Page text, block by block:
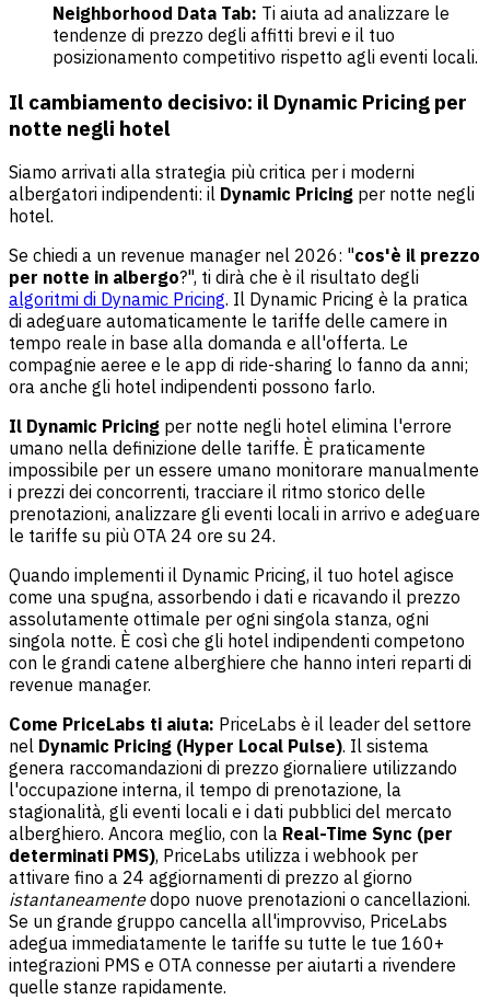
Neighborhood Data Tab: Ti aiuta ad analizzare le
tendenze di prezzo degli affitti brevi e il tuo
posizionamento competitivo rispetto agli eventi locali.
Il cambiamento decisivo: il Dynamic Pricing per
notte negli hotel
Siamo arrivati alla strategia più critica per i moderni
albergatori indipendenti: il Dynamic Pricing per notte negli
hotel.
Se chiedi a un revenue manager nel 2026: "cos'è il prezzo
per notte in albergo?", ti dirà che è il risultato degli
algoritmi di Dynamic Pricing. Il Dynamic Pricing è la pratica
di adeguare automaticamente le tariffe delle camere in
tempo reale in base alla domanda e all'offerta. Le
compagnie aeree e le app di ride-sharing lo fanno da anni;
ora anche gli hotel indipendenti possono farlo.
Il Dynamic Pricing per notte negli hotel elimina l'errore
umano nella definizione delle tariffe. È praticamente
impossibile per un essere umano monitorare manualmente
i prezzi dei concorrenti, tracciare il ritmo storico delle
prenotazioni, analizzare gli eventi locali in arrivo e adeguare
le tariffe su più OTA 24 ore su 24.
Quando implementi il Dynamic Pricing, il tuo hotel agisce
come una spugna, assorbendo i dati e ricavando il prezzo
assolutamente ottimale per ogni singola stanza, ogni
singola notte. È così che gli hotel indipendenti competono
con le grandi catene alberghiere che hanno interi reparti di
revenue manager.
Come PriceLabs ti aiuta: PriceLabs è il leader del settore
nel Dynamic Pricing (Hyper Local Pulse). Il sistema
genera raccomandazioni di prezzo giornaliere utilizzando
l'occupazione interna, il tempo di prenotazione, la
stagionalità, gli eventi locali e i dati pubblici del mercato
alberghiero. Ancora meglio, con la Real-Time Sync (per
determinati PMS), PriceLabs utilizza i webhook per
attivare fino a 24 aggiornamenti di prezzo al giorno
istantaneamentedopo nuove prenotazioni o cancellazioni.
Se un grande gruppo cancella all'improvviso, PriceLabs
adegua immediatamente le tariffe su tutte le tue 160+
integrazioni PMS e OTA connesse per aiutarti a rivendere
quelle stanze rapidamente.